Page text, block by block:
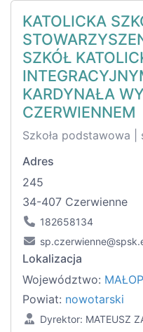
KATOLICKA
SZKÓŁ
KARDYNAŁA
CZERWIENNEM
Szkoła podstawowa |
Adres
245
34-407 Czerwienne
182658134
Lokalizacja
Województwo:
Powiat: nowotarski
Dyrektor: MATEUSZ